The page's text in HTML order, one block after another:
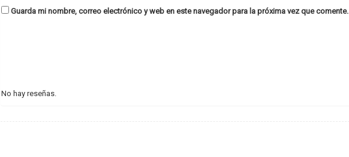
Guarda mi nombre, correo electrónico y web en este navegador para la próxima vez que comente.
No hay reseñas.